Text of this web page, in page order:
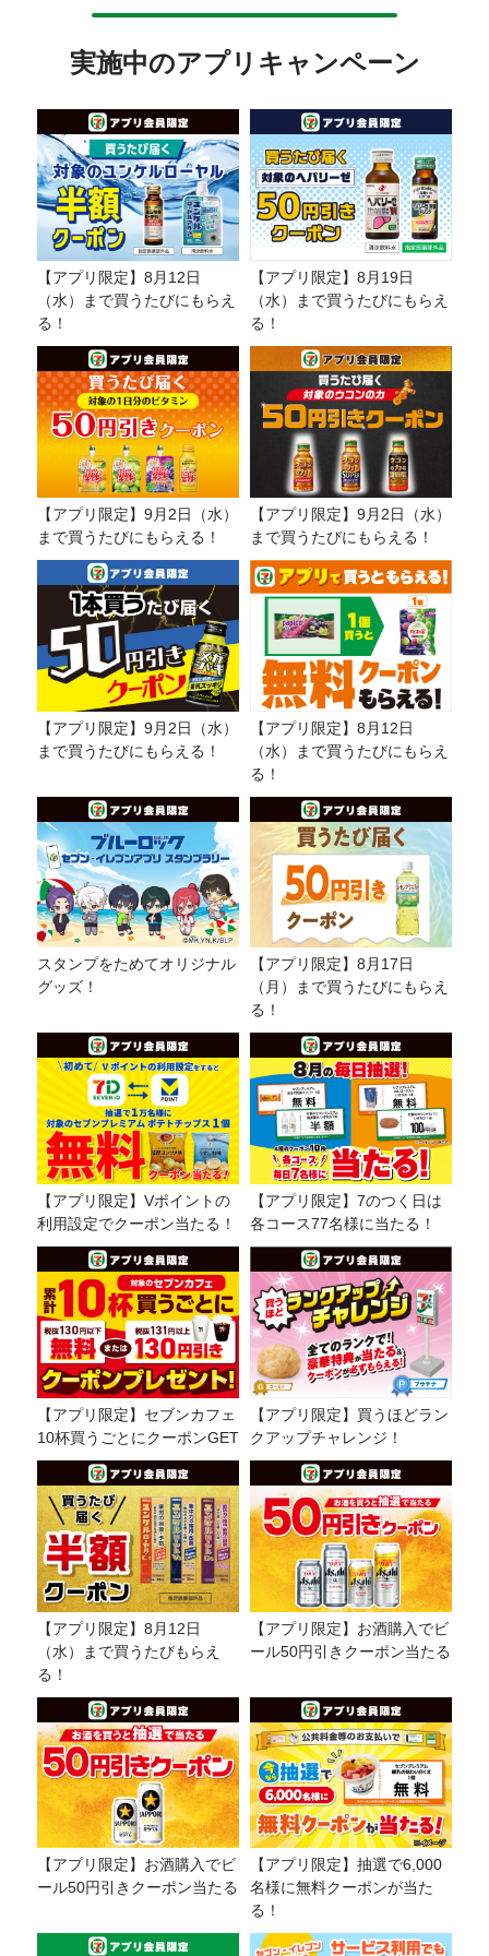
実施中のアプリキャンペーン
【アプリ限定】8月12日
（水）まで買うたびにもらえ
る！
【アプリ限定】8月19日
（水）まで買うたびにもらえ
る！
【アプリ限定】9月2日（水）
まで買うたびにもらえる！
【アプリ限定】9月2日（水）
まで買うたびにもらえる！
【アプリ限定】9月2日（水）
まで買うたびにもらえる！
【アプリ限定】8月12日
（水）まで買うたびにもらえ
る！
スタンプをためてオリジナル
グッズ！
【アプリ限定】8月17日
（月）まで買うたびにもらえ
る！
【アプリ限定】Vポイントの
利用設定でクーポン当たる！
【アプリ限定】7のつく日は
各コース77名様に当たる！
【アプリ限定】セブンカフェ
10杯買うごとにクーポンGET
【アプリ限定】買うほどラン
クアップチャレンジ！
【アプリ限定】8月12日
（水）まで買うたびもらえ
る！
【アプリ限定】お酒購入でビ
ール50円引きクーポン当たる
【アプリ限定】お酒購入でビ
ール50円引きクーポン当たる
【アプリ限定】抽選で6,000
名様に無料クーポンが当た
る！